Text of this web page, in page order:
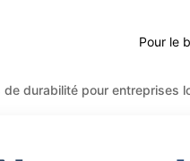
Pour le
de durabilité pour entreprises